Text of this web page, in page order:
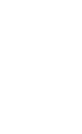
идеями в
для ваших